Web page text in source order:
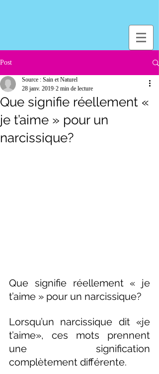
Post
Que signifie réellement «
je t’aime » pour un
narcissique?
Source : Sain et Naturel
28 janv. 2019 2 min de lecture
Que signifie réellement « je
t’aime » pour un narcissique?
Lorsqu’un narcissique dit «je
t’aime», ces mots prennent
une signification
complètement différente.